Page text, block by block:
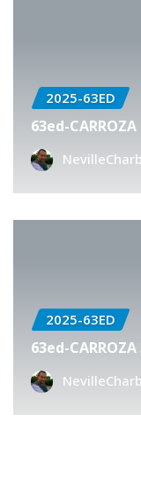
2025-63ED
63ed-
2025-63ED
63ed-